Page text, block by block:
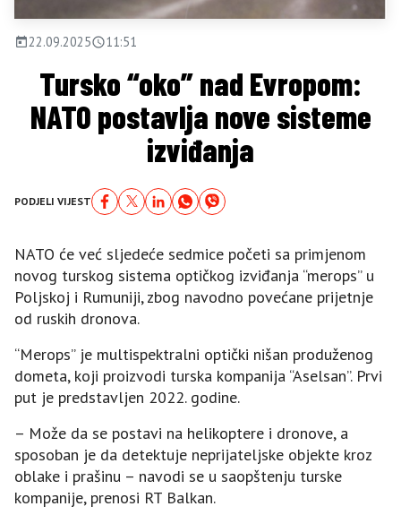
22.09.2025 11:51
Tursko “oko” nad Evropom:
NATO postavlja nove sisteme
izviđanja
PODJELI VIJEST
NATO će već sljedeće sedmice početi sa primjenom
novog turskog sistema optičkog izviđanja “merops” u
Poljskoj i Rumuniji, zbog navodno povećane prijetnje
od ruskih dronova.
“Merops” je multispektralni optički nišan produženog
dometa, koji proizvodi turska kompanija “Aselsan”. Prvi
put je predstavljen 2022. godine.
– Može da se postavi na helikoptere i dronove, a
sposoban je da detektuje neprijateljske objekte kroz
oblake i prašinu – navodi se u saopštenju turske
kompanije, prenosi RT Balkan.